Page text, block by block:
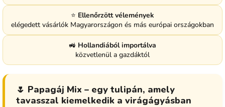
⭐ Ellenőrzött vélemények
elégedett vásárlók Magyarországon és más európai országokban
🚜 Hollandiából importálva
közvetlenül a gazdáktól
🌷 Papagáj Mix – egy tulipán, amely
tavasszal kiemelkedik a virágágyásban